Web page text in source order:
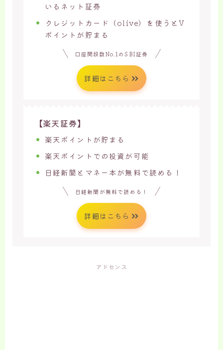
いるネット証券
クレジットカード（olive）を使うとV
ポイントが貯まる
口座開設数No.1のSBI証券
詳細はこちら
【楽天証券】
楽天ポイントが貯まる
楽天ポイントでの投資が可能
日経新聞とマネー本が無料で読める！
日経新聞が無料で読める！
詳細はこちら
アドセンス